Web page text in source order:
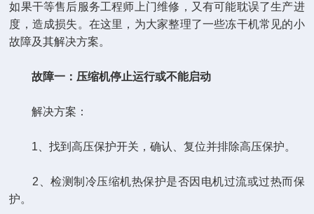
如果干等售后服务工程师上门维修，又有可能耽误了生产进
度，造成损失。在这里，为大家整理了一些冻干机常见的小
故障及其解决方案。
故障一：压缩机停止运行或不能启动
解决方案：
1、找到高压保护开关，确认、复位并排除高压保护。
2、检测制冷压缩机热保护是否因电机过流或过热而保
护。